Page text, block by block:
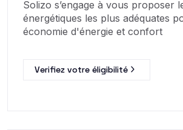
Solizo s’engage à vous proposer
énergétiques les plus adéquates
économie d'énergie et confort
Verifiez votre éligibilité